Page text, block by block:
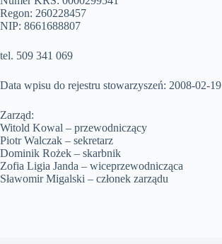
Regon: 260228457
NIP: 8661688807
tel. 509 341 069
Data wpisu do rejestru stowarzyszeń: 2008-02-19
Zarząd:
Witold Kowal – przewodniczący
Piotr Walczak – sekretarz
Dominik Rożek – skarbnik
Zofia Ligia Janda – wiceprzewodnicząca
Sławomir Migalski – członek zarządu